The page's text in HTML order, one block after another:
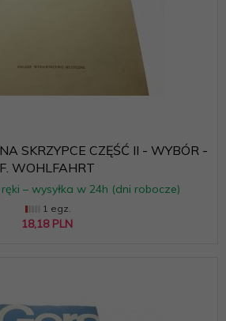
SKRZYPCE CZĘŚĆ II - WYBÓR -
F. WOHLFAHRT
– wysyłka w 24h (dni robocze)
1 egz.
18,18 PLN